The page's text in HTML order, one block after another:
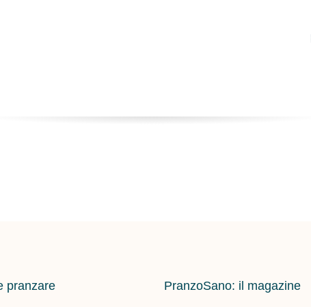
pranzare PranzoSano: il magazine